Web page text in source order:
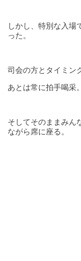
しかし、特別な入場
った。
司会の方とタイミン
あとは常に拍手喝采
そしてそのままみん
ながら席に座る。